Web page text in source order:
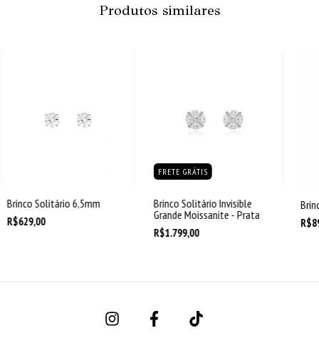
Produtos similares
Brinco Solitário 6,5mm
R$629,00
FRETE GRÁTIS
Brinco Solitário Invisible
Grande Moissanite - Prata
R$1.799,00